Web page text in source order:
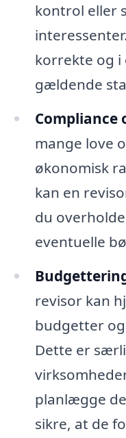
kontrol eller
korrekte og i
gældende
Compliance
mange love
økonomisk
kan en
du
eventuelle
revisor kan
budgetter
Dette er
planlægge
sikre, at de